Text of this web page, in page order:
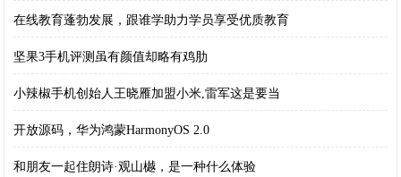
在线教育蓬勃发展，跟谁学助力学员享受优质教育
坚果3手机评测虽有颜值却略有鸡肋
小辣椒手机创始人王晓雁加盟小米,雷军这是要当
开放源码，华为鸿蒙HarmonyOS 2.0
和朋友一起住朗诗·观山樾，是一种什么体验